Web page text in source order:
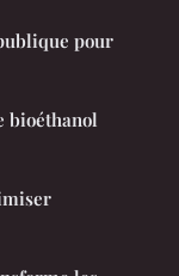
pour
bioéthanol